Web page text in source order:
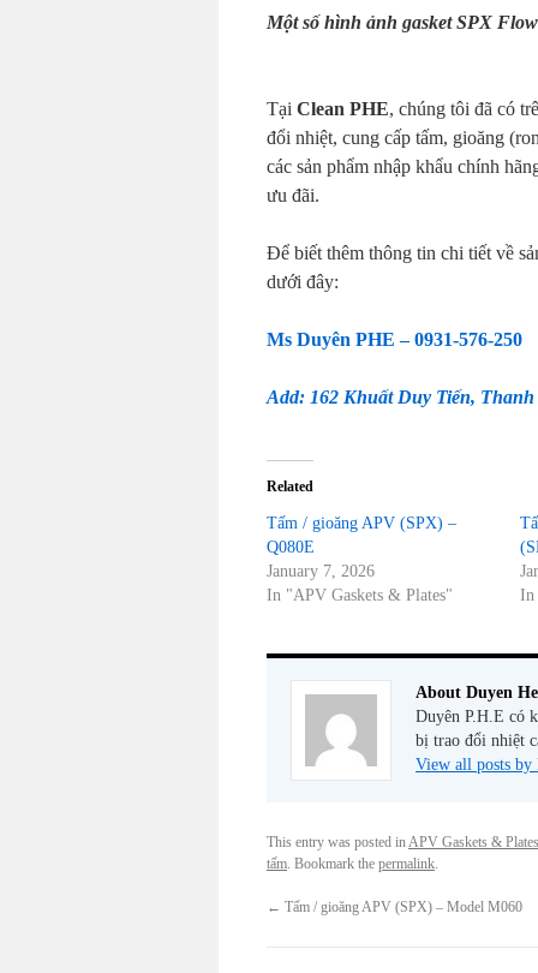
Một số hình ảnh gasket SPX
Tại Clean PHE, chúng tôi đã có
đổi nhiệt, cung cấp tấm, gioăng
các sản phẩm nhập khẩu chính
ưu đãi.
Để biết thêm thông tin chi tiết về
dưới đây:
Ms Duyên PHE – 0931-576-250
Add: 162 Khuất Duy Tiến,
Related
Tấm / gioăng APV (SPX) –
Q080E
January 7, 2026
In "APV Gaskets & Plates"
In
About Duyen
Duyên P.H.E có
bị trao đổi nhiệt
View all posts by
This entry was posted inAPV Gaskets & Plates
tấm. Bookmark the permalink.
← Tấm / gioăng APV (SPX) – Model M060